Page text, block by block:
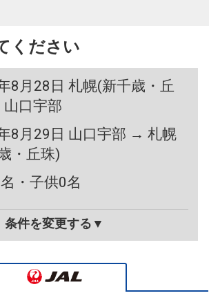
ください
8月28日 札幌(新千歳・丘
口宇部
8月29日 山口宇部 → 札幌
・丘珠)
・子供0名
条件を変更する▼